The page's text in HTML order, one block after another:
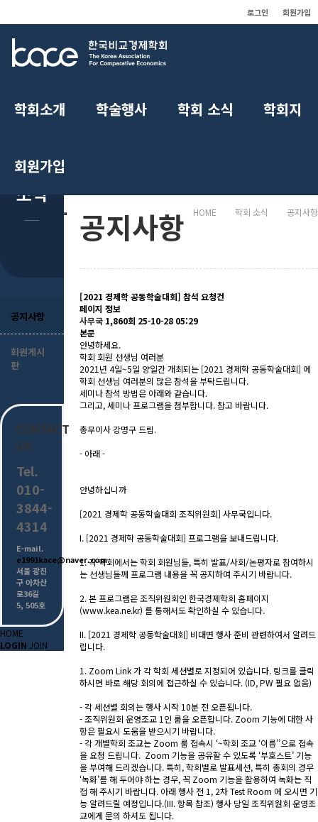
회원가입
로그인
학회소개 학술행사 학회 소식 학회지
회원가입
공지사항 HOME 학회 소식 공지사항
[2021 경제학 공동학술대회] 참석 요청건
페이지 정보
사무국 1,860회 25-10-28 05:29
본문
안녕하세요.
학회 회원 선생님 여러분
2021년 4일~5일 양일간 개최되는 [2021 경제학 공동학술대회] 에
학회 선생님 여러분의 많은 참석을 부탁드립니다.
세미나 참석 방법은 아래와 같습니다.
그리고, 세미나 프로그램을 첨부합니다. 참고 바랍니다.
총무이사 강명구 드림.
- 아래 -
안녕하십니까
[2021 경제학 공동학술대회 조직위원회] 사무국입니다.
I. [2021 경제학 공동학술대회] 프로그램을 보내드립니다.
1. 각 학회에서는 학회 회원님들, 특히 발표/사회/논평자로 참여하시
는 선생님들께 프로그램 내용을 꼭 공지하여 주시기 바랍니다.
2. 본 프로그램은 조직위원회인 한국경제학회 홈페이지
(www.kea.ne.kr) 를 통해서도 확인하실 수 있습니다.
II. [2021 경제학 공동학술대회] 비대면 행사 준비 관련하여서 알려드
립니다.
1. Zoom Link 가 각 학회 세션별로 지정되어 있습니다. 링크를 클릭
하시면 바로 해당 회의에 접근하실 수 있습니다. (ID, PW 필요 없음)
- 각 세션별 회의는 행사 시작 10분 전 오픈됩니다.
- 조직위원회 운영조교 1인 룸을 오픈합니다. Zoom 기능에 대한 사
항은 필요시 도움을 받으시기 바랍니다.
- 각 개별학회 조교는 Zoom 룸 접속시 ‘~학회 조교 ‘이름’’으로 접속
을 요청 드립니다. Zoom 기능을 공유할 수 있도록 ‘부호스트’ 기능
을 부여해 드리겠습니다. 특히, 학회별로 발표세션, 특히 총회의 경우
‘녹화’를 해 두어야 하는 경우, 꼭 Zoom 기능을 활용하여 녹화는 직
접 해 주시기 바랍니다. 아래 행사 전 1, 2차 Test Room 에 오시면 기
능 알려드릴 예정입니다.(III. 항목 참조) 행사 당일 조직위원회 운영조
교에게 문의 하셔도 됩니다.
학회
소식
공지사항
회원게시
판
CONTACT
US
Tel.
010-
3844-
4314
E-mail.
e1991kace@naver.com
서울 광진
구 아차산
로36길
5, 505호
HOME
LOGIN JOIN